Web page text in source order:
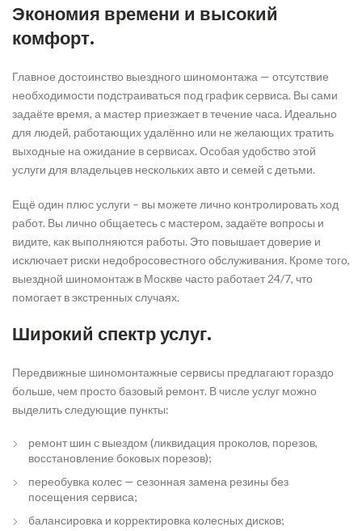
Экономия времени и высокий
комфорт.
Главное достоинство выездного шиномонтажа — отсутствие
необходимости подстраиваться под график сервиса. Вы сами
задаёте время, а мастер приезжает в течение часа. Идеально
для людей, работающих удалённо или не желающих тратить
выходные на ожидание в сервисах. Особая удобство этой
услуги для владельцев нескольких авто и семей с детьми.
Ещё один плюс услуги – вы можете лично контролировать ход
работ. Вы лично общаетесь с мастером, задаёте вопросы и
видите, как выполняются работы. Это повышает доверие и
исключает риски недобросовестного обслуживания. Кроме того,
выездной шиномонтаж в Москве часто работает 24/7, что
помогает в экстренных случаях.
Широкий спектр услуг.
Передвижные шиномонтажные сервисы предлагают гораздо
больше, чем просто базовый ремонт. В числе услуг можно
выделить следующие пункты:
ремонт шин с выездом (ликвидация проколов, порезов,
восстановление боковых порезов);
переобувка колес — сезонная замена резины без
посещения сервиса;
балансировка и корректировка колесных дисков;